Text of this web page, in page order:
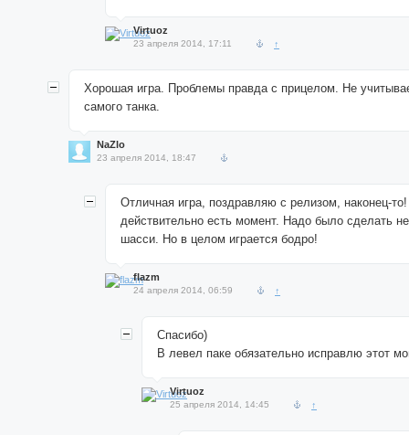
Virtuoz
23 апреля 2014, 17:11 ↑
Хорошая игра. Проблемы правда с прицелом. Не
самого танка.
NaZlo
23 апреля 2014, 18:47
Отличная игра, поздравляю с релизом, наконец-
действительно есть момент. Надо было сделать
шасси. Но в целом играется бодро!
flazm
24 апреля 2014, 06:59 ↑
Спасибо)
В левел паке обязательно исправлю этот
Virtuoz
25 апреля 2014, 14:45 ↑